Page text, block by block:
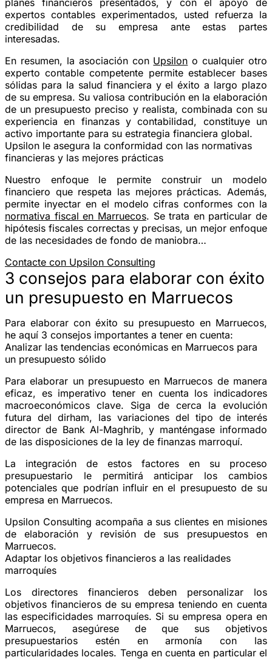
expertos contables experimentados, usted refuerza la
credibilidad de su empresa ante estas partes
interesadas.
En resumen, la asociación con Upsilon o cualquier otro
experto contable competente permite establecer bases
sólidas para la salud financiera y el éxito a largo plazo
de su empresa. Su valiosa contribución en la elaboración
de un presupuesto preciso y realista, combinada con su
experiencia en finanzas y contabilidad, constituye un
activo importante para su estrategia financiera global.
Upsilon le asegura la conformidad con las normativas
financieras y las mejores prácticas
Nuestro enfoque le permite construir un modelo
financiero que respeta las mejores prácticas. Además,
permite inyectar en el modelo cifras conformes con la
normativa fiscal en Marruecos. Se trata en particular de
hipótesis fiscales correctas y precisas, un mejor enfoque
de las necesidades de fondo de maniobra…
Contacte con Upsilon Consulting
3 consejos para elaborar con éxito
un presupuesto en Marruecos
Para elaborar con éxito su presupuesto en Marruecos,
he aquí 3 consejos importantes a tener en cuenta:
Analizar las tendencias económicas en Marruecos para
un presupuesto sólido
Para elaborar un presupuesto en Marruecos de manera
eficaz, es imperativo tener en cuenta los indicadores
macroeconómicos clave. Siga de cerca la evolución
futura del dirham, las variaciones del tipo de interés
director de Bank Al-Maghrib, y manténgase informado
de las disposiciones de la ley de finanzas marroquí.
La integración de estos factores en su proceso
presupuestario le permitirá anticipar los cambios
potenciales que podrían influir en el presupuesto de su
empresa en Marruecos.
Upsilon Consulting acompaña a sus clientes en misiones
de elaboración y revisión de sus presupuestos en
Marruecos.
Adaptar los objetivos financieros a las realidades
marroquíes
Los directores financieros deben personalizar los
objetivos financieros de su empresa teniendo en cuenta
las especificidades marroquíes. Si su empresa opera en
Marruecos, asegúrese de que sus objetivos
presupuestarios estén en armonía con las
particularidades locales. Tenga en cuenta en particular el